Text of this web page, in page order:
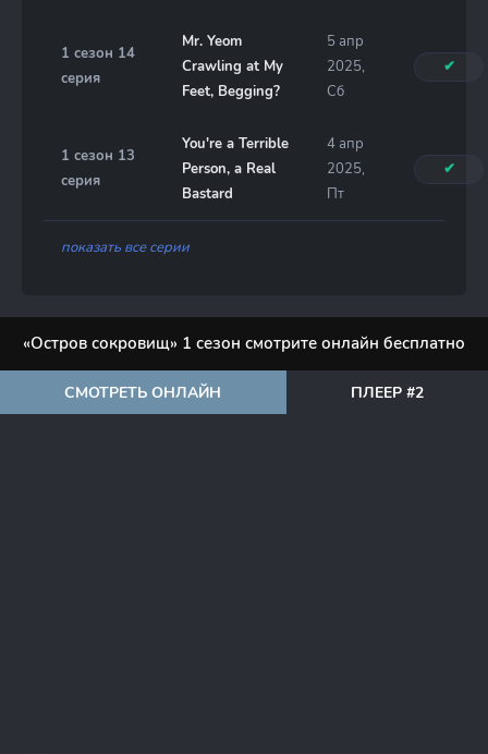
1 сезон 14
серия
Mr. Yeom
Crawling at My
Feet, Begging?
5 апр
2025,
Сб
✔
1 сезон 13
серия
You're a Terrible
Person, a Real
Bastard
4 апр
2025,
Пт
✔
показать все серии
«Остров сокровищ» 1 сезон смотрите онлайн бесплатно
СМОТРЕТЬ ОНЛАЙН ПЛЕЕР #2